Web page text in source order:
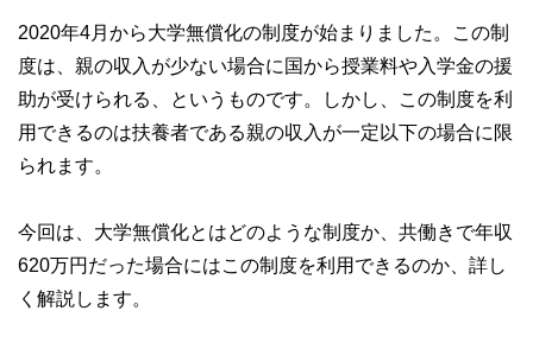
2020年4月から大学無償化の制度が始まりました。この制
度は、親の収入が少ない場合に国から授業料や入学金の援
助が受けられる、というものです。しかし、この制度を利
用できるのは扶養者である親の収入が一定以下の場合に限
られます。
今回は、大学無償化とはどのような制度か、共働きで年収
620万円だった場合にはこの制度を利用できるのか、詳し
く解説します。